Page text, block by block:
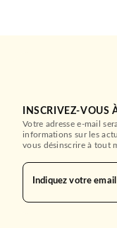
INSCRIVEZ-VOUS
Votre adresse e-mail
informations sur les
vous désinscrire à tout
Indiquez votre email